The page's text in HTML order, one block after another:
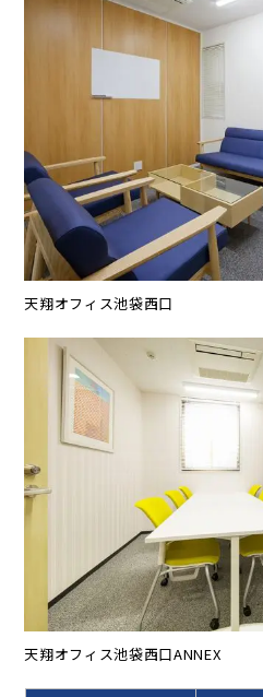
天翔オフィス池袋西口
天翔オフィス池袋西口ANNEX